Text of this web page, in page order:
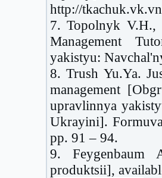
http://
7. Topolnyk V.H.,
Management
yakistyu:
8. Trush Yu.Ya.
management
upravlinnya
Ukrayini].
pp. 91 – 94.
9. Feygenbaum
produktsii],